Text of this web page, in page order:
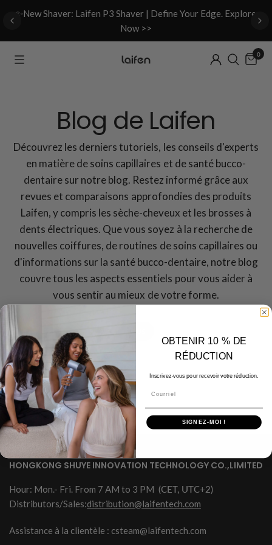
✨New Shaver: Laifen P3 Shaver | Define Your Edge. Explore
Now >>
0
Blog de Laifen
Découvrez les derniers tutoriels, les conseils d'experts
en matière de soins capillaires et de santé bucco-
dentaire sur notre blog. Restez informé grâce aux
revues et comparaisons approfondies des produits
Laifen, y compris les sèche-cheveux et les brosses à
dents électriques. Que vous soyez à la recherche de
nouvelles coiffures, de routines de soins capillaires ou
d'informations sur la santé bucco-dentaire, notre blog
couvre tous les aspects essentiels pour vous aider à
vous sentir au mieux de votre forme.
HONGKONG SHUYE INNOVATION TECHNOLOGY CO.,LIMITED
Hour: Mon.- Fri. From 7 AM to 3 PM (CET, UTC+2)
Distributors/Sales:distribution@laifentech.com
Assistance à la clientèle : csteam@laifentech.com
OBTENIR 10 % DE
RÉDUCTION
Inscrivez-vous pour recevoir votre réduction.
SIGNEZ-MOI !